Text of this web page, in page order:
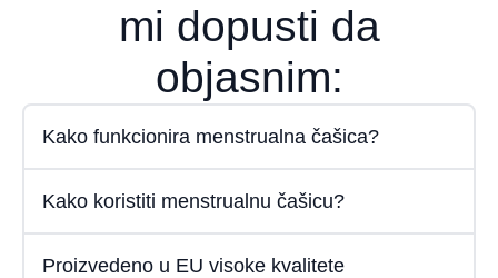
mi dopusti da
objasnim:
Kako funkcionira menstrualna čašica?
Kako koristiti menstrualnu čašicu?
Proizvedeno u EU visoke kvalitete